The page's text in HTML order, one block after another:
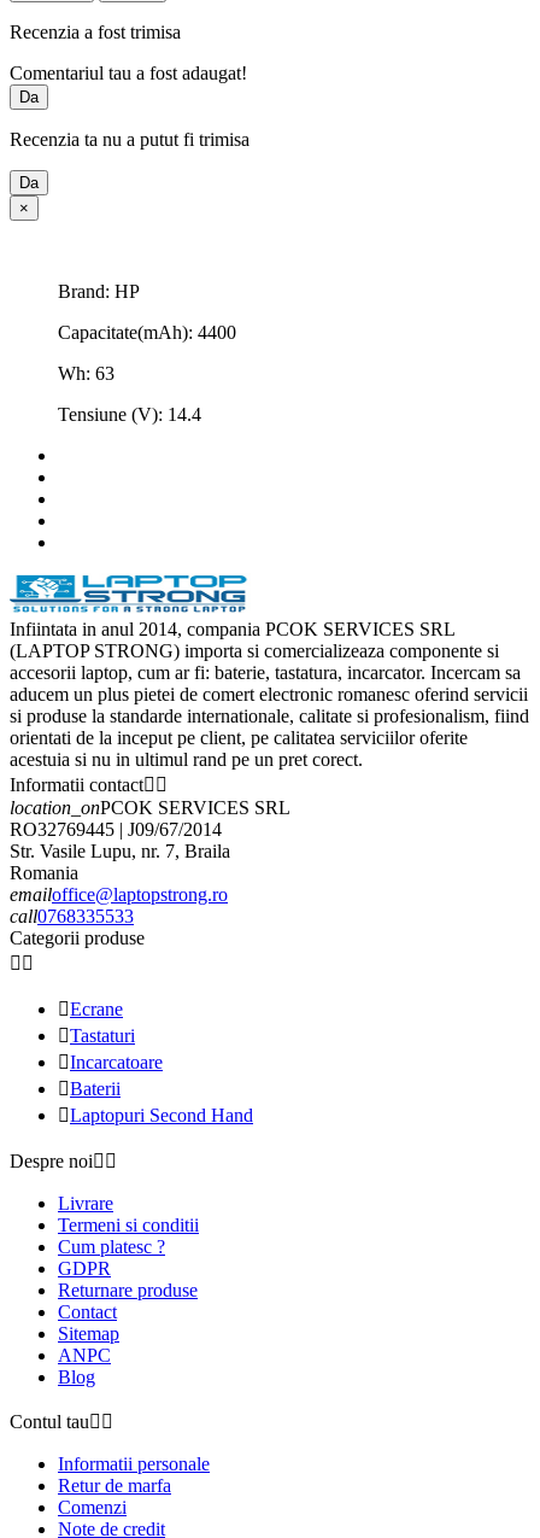
Recenzia a fost trimisa
Comentariul tau a fost adaugat!
Da
Recenzia ta nu a putut fi trimisa
Da
×
Brand: HP
Capacitate(mAh): 4400
Wh: 63
Tensiune (V): 14.4
Infiintata in anul 2014, compania PCOK SERVICES SRL
(LAPTOP STRONG) importa si comercializeaza componente si
accesorii laptop, cum ar fi: baterie, tastatura, incarcator. Incercam sa
aducem un plus pietei de comert electronic romanesc oferind servicii
si produse la standarde internationale, calitate si profesionalism, fiind
orientati de la inceput pe client, pe calitatea serviciilor oferite
acestuia si nu in ultimul rand pe un pret corect.
Informatii contact 
location_onPCOK SERVICES SRL
RO32769445 | J09/67/2014
Str. Vasile Lupu, nr. 7, Braila
Romania
emailoffice@laptopstrong.ro
call0768335533
Categorii produse
 
Ecrane
Tastaturi
Incarcatoare
Baterii
Laptopuri Second Hand
Despre noi 
Livrare
Termeni si conditii
Cum platesc ?
GDPR
Returnare produse
Contact
Sitemap
ANPC
Blog
Contul tau 
Informatii personale
Retur de marfa
Comenzi
Note de credit